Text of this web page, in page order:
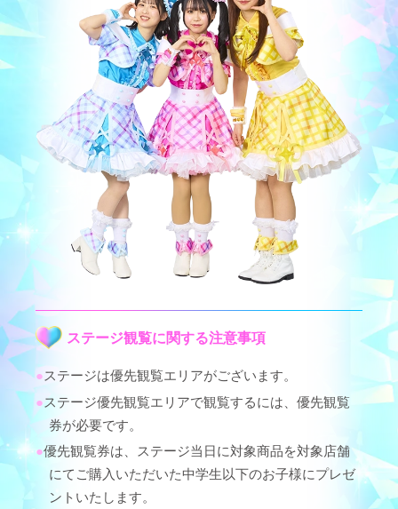
ステージ観覧に関する注意事項
ステージは優先観覧エリアがございます。
ステージ優先観覧エリアで観覧するには、優先観覧
券が必要です。
優先観覧券は、ステージ当日に対象商品を対象店舗
にてご購入いただいた中学生以下のお子様にプレゼ
ントいたします。